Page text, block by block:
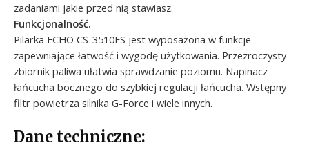
zadaniami jakie przed nią stawiasz.
Funkcjonalność.
Pilarka ECHO CS-3510ES jest wyposażona w funkcje
zapewniające łatwość i wygodę użytkowania. Przezroczysty
zbiornik paliwa ułatwia sprawdzanie poziomu. Napinacz
łańcucha bocznego do szybkiej regulacji łańcucha. Wstępny
filtr powietrza silnika G-Force i wiele innych.
Dane techniczne: